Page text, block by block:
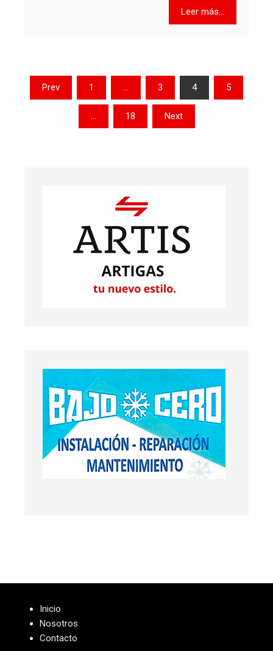
Leer más...
Paginación
Prev 1 … 3 4 5
… 18 Next
Inicio
Nosotros
Contacto